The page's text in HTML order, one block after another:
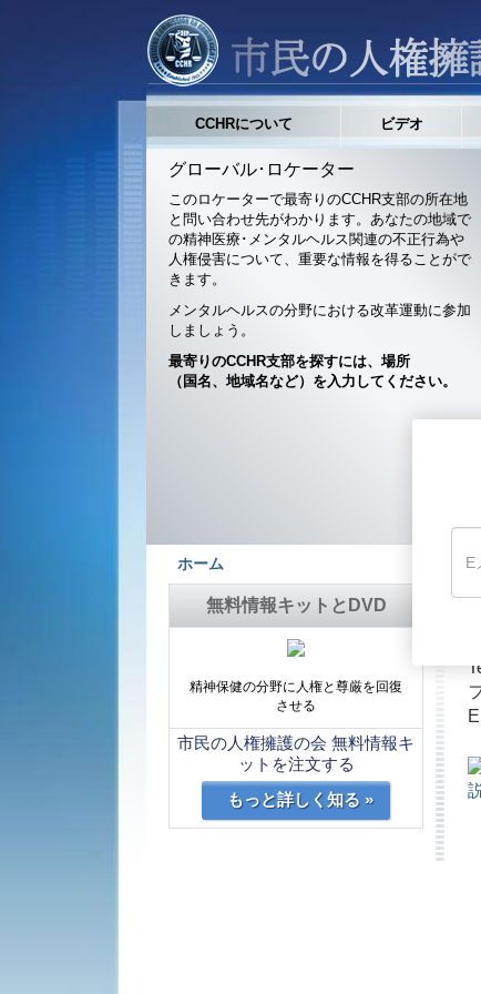
CCHRについて ビデオ
グローバル･ロケーター
このロケーターで最寄りのCCHR支部の所在地
と問い合わせ先がわかります。あなたの地域で
の精神医療･メンタルヘルス関連の不正行為や
人権侵害について、重要な情報を得ることがで
きます。
メンタルヘルスの分野における改革運動に参加
しましょう。
最寄りのCCHR支部を探すには、場所
（国名、地域名など）を入力してください。
ホーム
無料情報キットとDVD
精神保健の分野に人権と尊厳を回復
させる
市民の人権擁護の会 無料情報キ
ットを注文する
もっと詳しく知る »